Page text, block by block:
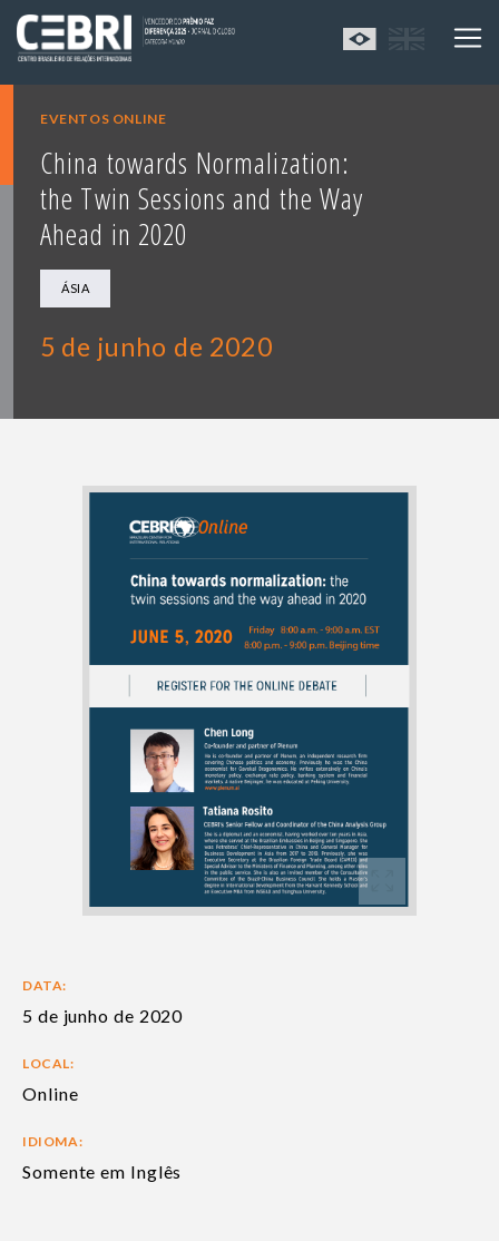
EVENTOS ONLINE
China towards Normalization:
the Twin Sessions and the Way
Ahead in 2020
ÁSIA
5 de junho de 2020
DATA:
5 de junho de 2020
LOCAL:
Online
IDIOMA:
Somente em Inglês